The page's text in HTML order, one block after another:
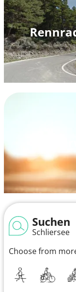
Suchen
Schliersee
Choose from